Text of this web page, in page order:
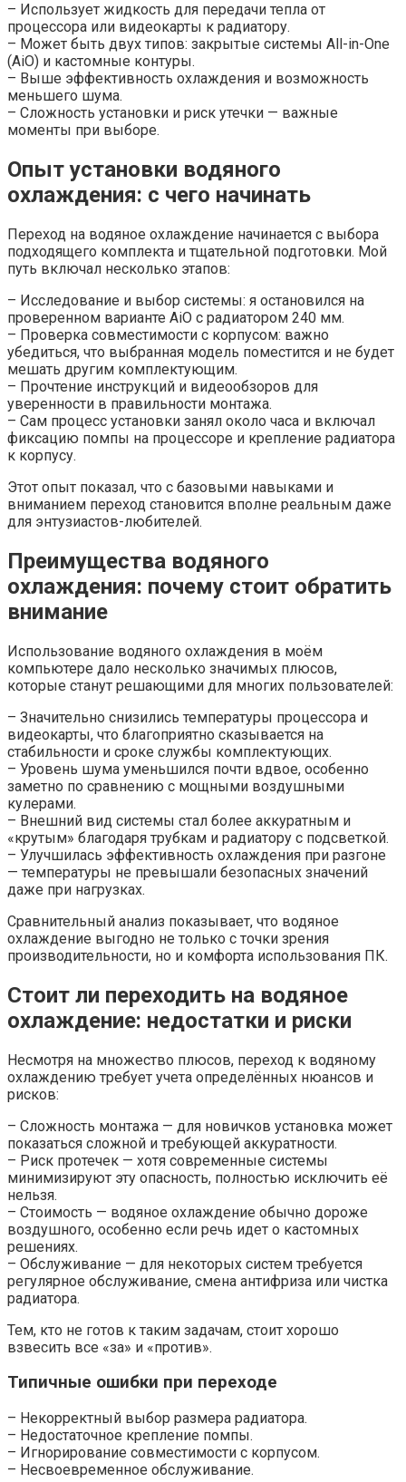
– Использует жидкость для передачи тепла от
процессора или видеокарты к радиатору.
– Может быть двух типов: закрытые системы All-in-One
(AiO) и кастомные контуры.
– Выше эффективность охлаждения и возможность
меньшего шума.
– Сложность установки и риск утечки — важные
моменты при выборе.
Опыт установки водяного
охлаждения: с чего начинать
Переход на водяное охлаждение начинается с выбора
подходящего комплекта и тщательной подготовки. Мой
путь включал несколько этапов:
– Исследование и выбор системы: я остановился на
проверенном варианте AiO с радиатором 240 мм.
– Проверка совместимости с корпусом: важно
убедиться, что выбранная модель поместится и не будет
мешать другим комплектующим.
– Прочтение инструкций и видеообзоров для
уверенности в правильности монтажа.
– Сам процесс установки занял около часа и включал
фиксацию помпы на процессоре и крепление радиатора
к корпусу.
Этот опыт показал, что с базовыми навыками и
вниманием переход становится вполне реальным даже
для энтузиастов-любителей.
Преимущества водяного
охлаждения: почему стоит обратить
внимание
Использование водяного охлаждения в моём
компьютере дало несколько значимых плюсов,
которые станут решающими для многих пользователей:
– Значительно снизились температуры процессора и
видеокарты, что благоприятно сказывается на
стабильности и сроке службы комплектующих.
– Уровень шума уменьшился почти вдвое, особенно
заметно по сравнению с мощными воздушными
кулерами.
– Внешний вид системы стал более аккуратным и
«крутым» благодаря трубкам и радиатору с подсветкой.
– Улучшилась эффективность охлаждения при разгоне
— температуры не превышали безопасных значений
даже при нагрузках.
Сравнительный анализ показывает, что водяное
охлаждение выгодно не только с точки зрения
производительности, но и комфорта использования ПК.
Стоит ли переходить на водяное
охлаждение: недостатки и риски
Несмотря на множество плюсов, переход к водяному
охлаждению требует учета определённых нюансов и
рисков:
– Сложность монтажа — для новичков установка может
показаться сложной и требующей аккуратности.
– Риск протечек — хотя современные системы
минимизируют эту опасность, полностью исключить её
нельзя.
– Стоимость — водяное охлаждение обычно дороже
воздушного, особенно если речь идет о кастомных
решениях.
– Обслуживание — для некоторых систем требуется
регулярное обслуживание, смена антифриза или чистка
радиатора.
Тем, кто не готов к таким задачам, стоит хорошо
взвесить все «за» и «против».
Типичные ошибки при переходе
– Некорректный выбор размера радиатора.
– Недостаточное крепление помпы.
– Игнорирование совместимости с корпусом.
– Несвоевременное обслуживание.